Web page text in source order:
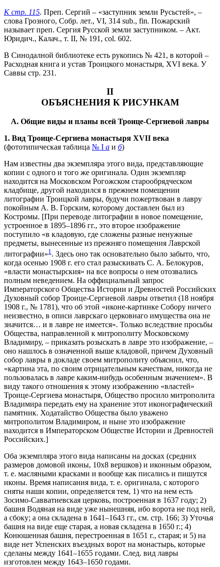
К стр. 115. Преп. Сергий – «заступник земли Русьстей», –
слова Грозного, Собр. лет., VI, 314 sub., fin. Пожарский
называет преп. Сергия Русской земли заступником. – Акт.
Юридич., Калач., т. II, № 191, col. 602.
В Синодалной библиотеке есть рукопись № 421, в которой –
Расходная книга и устав Троицкого монастыря, XVI века. У
Саввы стр. 231.
II
ОБЪЯСНЕНИЯ К РИСУНКАМ
А. Общие виды и планы всей Троице-Сергиевой лавры
1. Вид Троице-Сергиева монастыря XVII века
(фототипическая таблица № I а и б)
Нам известны два экземпляра этого вида, представляющие
копии с одного и того же оригинала. Один экземпляр
находится на Московском Рогожском старообрядческом
кладбище, другой находился в прежнем помещении
литографии Троицкой лавры, будучи пожертвован в лавру
покойным А. В. Горским, которому доставлен был из
Костромы. [При переводе литографии в новое помещение,
устроенное в 1895–1896 гг., это второе изображение
поступило «в кладовую, где сложены разные ненужные
предметы, вынесенные из прежняго помещения Лаврской
литографии»1. Здесь оно так основательно было забыто, что,
когда осенью 1908 г. его стал разыскивать С. А. Белокуров,
«власти монастырския» на все вопросы о нем отозвались
полным неведением. На оффициальный запрос
Императорского Общества Истории и Древностей Российских
Духовный собор Троице-Сергиевой лавры ответил (18 ноября
1908 г., № 1781), что об этой «иконе-картинке Собору ничего
неизвестно, в описи лаврскаго церковнаго имущества она не
значится… и в лавре не имеется». Только вследствие просьбы
Общества, направленной к митрополиту Московскому
Владимиру, – приказать розыскать в лавре это изображение, –
оно нашлось в означенной выше кладовой, причем Духовный
собор лавры в докладе своем митрополиту объяснил, что,
«картина эта, по своим отрицательным качествам, никогда не
пользовалась в лавре каким-нибудь особенным значением». В
виду такого отношения к этому изображению «властей»
Троице-Сергиева монастыря, Общество просило митрополита
Владимира передать ему на хранение этот иконографический
памятник. Ходатайство Общества было уважено
митрополитом Владимиром, и ныне это изображение
находится в Императорском Обществе Истории и Древностей
Российских.]
Оба экземпляра этого вида написаны на досках (средних
размеров домовой иконы, 10x8 вершков) и иконным образом,
т. е. масляными красками и вообще как писались и пишутся
иконы. Время написания вида, т. е. оригинала, с которого
сняты наши копии, определяется тем, 1) что на нем есть
Зосимо-Савватиевская церковь, построенная в 1637 году; 2)
башня Водяная на виде уже нынешняя, ибо ворота не под ней,
а сбоку; а она складена в 1641–1643 гг., см. стр. 166; 3) Уточья
башня на виде еще старая, а новая складена в 1650 г.; 4)
Конюшенная башня, перестроенная в 1651 г., старая; и 5) на
виде нет Успенских въездных ворот на монастырь, которые
сделаны между 1641–1655 годами. След. вид лавры
изготовлен между 1643–1650 годами.